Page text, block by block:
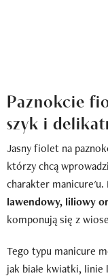
Paznokcie
szyk i
Jasny fiolet na
którzy chcą
charakter
lawendowy, liliowy
komponują się z
Tego typu manicure
jak białe kwiatki,